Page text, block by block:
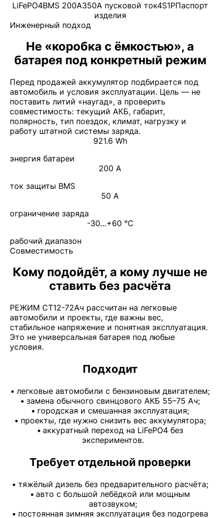
LiFePO4BMS 200A350A пусковой ток4S1PПаспорт
изделия
Инженерный подход
Не «коробка с ёмкостью», а
батарея под конкретный режим
Перед продажей аккумулятор подбирается под
автомобиль и условия эксплуатации. Цель — не
поставить литий «наугад», а проверить
совместимость: текущий АКБ, габарит,
полярность, тип поездок, климат, нагрузку и
работу штатной системы заряда.
921.6 Wh
энергия батареи
200 A
ток защиты BMS
50 A
ограничение заряда
-30…+60 °C
рабочий диапазон
Совместимость
Кому подойдёт, а кому лучше не
ставить без расчёта
РЕЖИМ СТ12-72Ач рассчитан на легковые
автомобили и проекты, где важны вес,
стабильное напряжение и понятная эксплуатация.
Это не универсальная батарея под любые
условия.
Подходит
легковые автомобили с бензиновым двигателем;
замена обычного свинцового АКБ 55–75 Ач;
городская и смешанная эксплуатация;
проекты, где нужно снизить вес аккумулятора;
аккуратный переход на LiFePO4 без
экспериментов.
Требует отдельной проверки
тяжёлый дизель без предварительного расчёта;
авто с большой лебёдкой или мощным
автозвуком;
постоянная зимняя эксплуатация без подогрева